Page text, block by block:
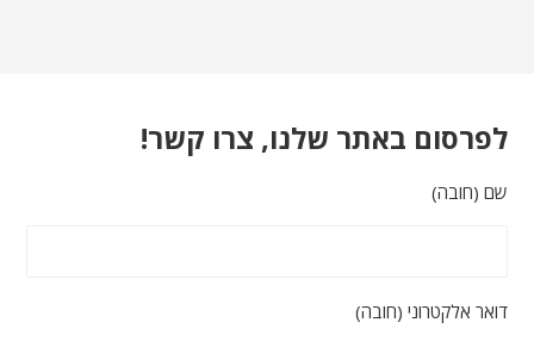
לפרסום באתר שלנו, צרו קשר!
שם (חובה)
דואר אלקטרוני (חובה)